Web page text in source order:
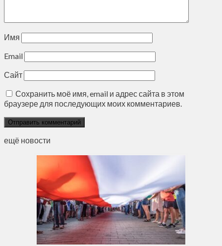
Имя
Email
Сайт
Сохранить моё имя, email и адрес сайта в этом
браузере для последующих моих комментариев.
ещё новости